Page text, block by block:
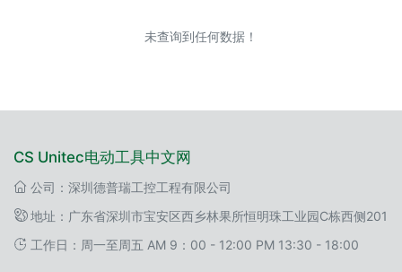
未查询到任何数据！
CS Unitec电动工具中文网
公司：深圳德普瑞工控工程有限公司
地址：广东省深圳市宝安区西乡林果所恒明珠工业园C栋西侧201
工作日：周一至周五 AM 9：00 - 12:00 PM 13:30 - 18:00